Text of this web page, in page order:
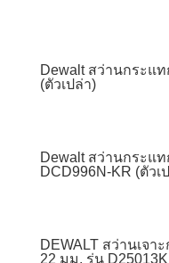
Dewalt สว่านกระแ
(ตัวเปล่า)
Dewalt สว่านกระแท
DCD996N-KR (ตัวเ
DEWALT สว่านเจ
22 มม. รุ่น D25013K